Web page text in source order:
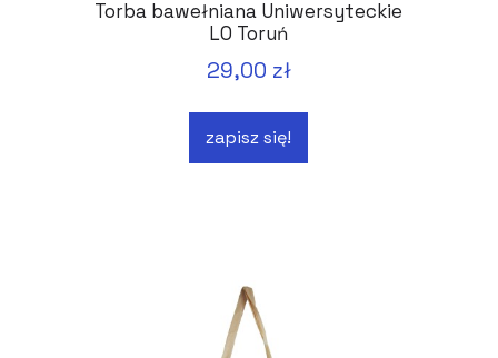
Torba bawełniana Uniwersyteckie
LO Toruń
29,00 zł
zapisz się!